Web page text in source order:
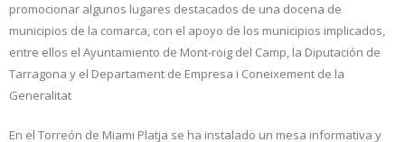
promocionar algunos lugares destacados de una docena de
municipios de la comarca, con el apoyo de los municipios implicados,
entre ellos el Ayuntamiento de Mont-roig del Camp, la Diputación de
Tarragona y el Departament de Empresa i Coneixement de la
Generalitat
En el Torreón de Miami Platja se ha instalado un mesa informativa y